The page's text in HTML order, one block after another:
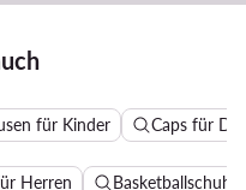
für Kinder Caps für
Herren Basketballschuhe